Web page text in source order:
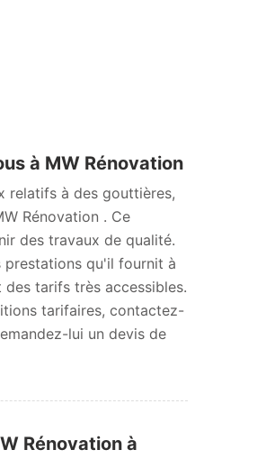
à MW Rénovation
relatifs à des gouttières,
Rénovation . Ce
des travaux de qualité.
prestations qu'il fournit à
tarifs très accessibles.
tarifaires, contactez-
lui un devis de
Rénovation à